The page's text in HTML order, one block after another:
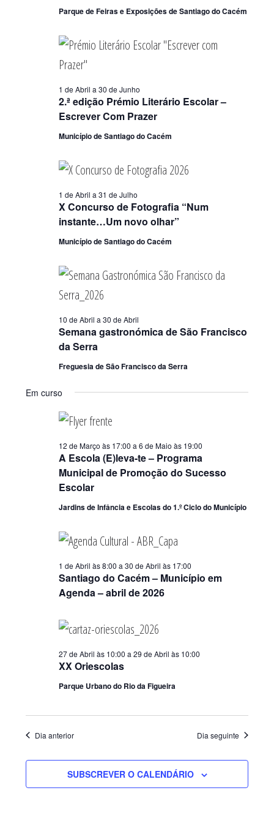
Parque de Feiras e Exposições de Santiago do Cacém
2.ª edição Prémio Literário Escolar –
Escrever Com Prazer
1 de Abril a 30 de Junho
Município de Santiago do Cacém
X Concurso de Fotografia “Num
instante…Um novo olhar”
1 de Abril a 31 de Julho
Município de Santiago do Cacém
Semana gastronómica de São Francisco
da Serra
10 de Abril a 30 de Abril
Freguesia de São Francisco da Serra
Em curso
A Escola (E)leva-te – Programa
Municipal de Promoção do Sucesso
Escolar
12 de Março às 17:00 a 6 de Maio às 19:00
Jardins de Infância e Escolas do 1.º Ciclo do Município
Santiago do Cacém – Município em
Agenda – abril de 2026
1 de Abril às 8:00 a 30 de Abril às 17:00
XX Oriescolas
27 de Abril às 10:00 a 29 de Abril às 10:00
Parque Urbano do Rio da Figueira
Dia anterior Dia seguinte
SUBSCREVER O CALENDÁRIO